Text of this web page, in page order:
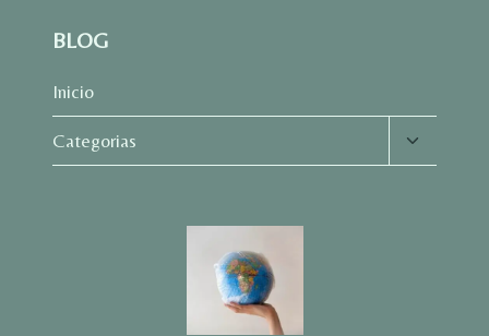
BLOG
Inicio
Categorias
Alternar
menú